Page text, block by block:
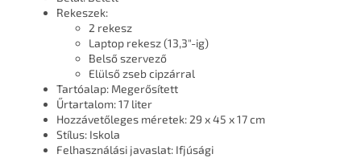
Rekeszek:
2 rekesz
Laptop rekesz (13,3"-ig)
Belső szervező
Elülső zseb cipzárral
Tartóalap: Megerősített
Űrtartalom: 17 liter
Hozzávetőleges méretek: 29 x 45 x 17 cm
Stílus: Iskola
Felhasználási javaslat: Ifjúsági